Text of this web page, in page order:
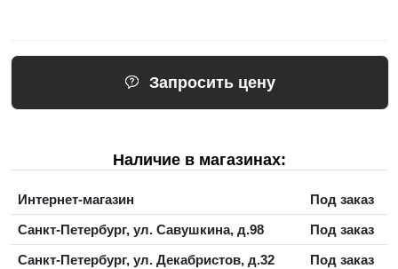
Запросить цену
Наличие в магазинах:
Интернет-магазин
Под заказ
Санкт-Петербург, ул. Савушкина, д.98
Под заказ
Санкт-Петербург, ул. Декабристов, д.32
Под заказ